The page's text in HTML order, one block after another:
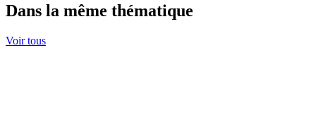
Dans la même thématique
Voir tous